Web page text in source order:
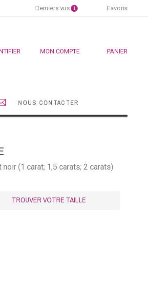
Derniers vus 1 Favoris
MON COMPTE PANIER
NOUS CONTACTER
(1 carat; 1,5 carats; 2 carats)
TROUVER VOTRE TAILLE